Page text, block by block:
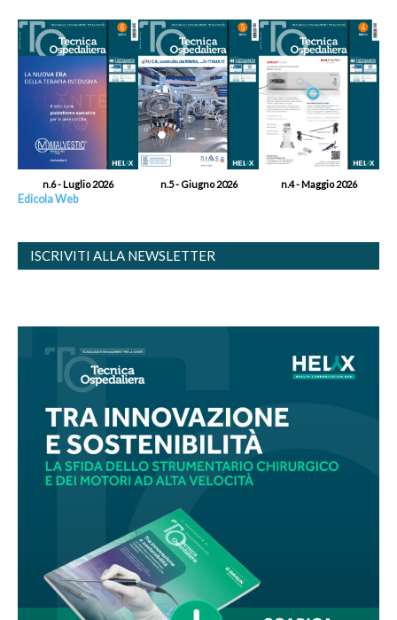
n.6 - Luglio 2026 n.5 - Giugno 2026 n.4 - Maggio 2026
Edicola Web
ISCRIVITI ALLA NEWSLETTER